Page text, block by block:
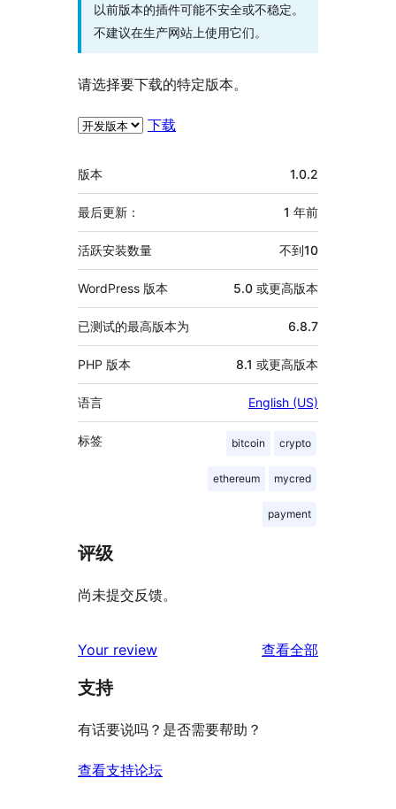
以前版本的插件可能不安全或不稳定。
不建议在生产网站上使用它们。
请选择要下载的特定版本。
下载
额
外
信
息
版本 1.0.2
最后更新： 1 年前
活跃安装数量 不到10
WordPress 版本 5.0 或更高版本
已测试的最高版本为 6.8.7
PHP 版本 8.1 或更高版本
语言 English (US)
标签 bitcoin crypto
ethereum mycred
payment
评级
尚未提交反馈。
Your review 查看全部
支持
有话要说吗？是否需要帮助？
查看支持论坛